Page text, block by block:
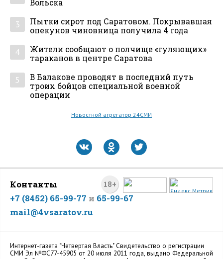
Вольска
3
Пытки сирот под Саратовом. Покрывавшая
опекунов чиновница получила 4 года
4
Жители сообщают о полчище «гуляющих»
тараканов в центре Саратова
5
В Балакове проводят в последний путь
троих бойцов специальной военной
операции
Новостной агрегатор 24СМИ
18+
Контакты
+7 (8452) 65-99-77 и 65-99-67
mail@4vsaratov.ru
Интернет-газета "Четвертая Власть" Cвидетельство о регистрации
СМИ Эл №ФС77-45905 от 20 июля 2011 года, выдано Федеральной